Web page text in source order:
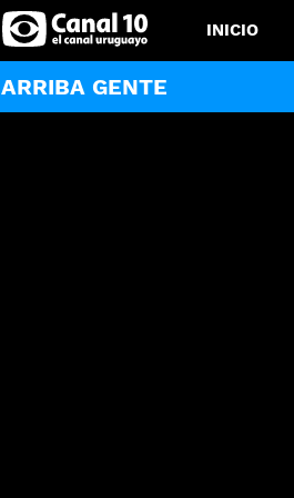
INICIO
ARRIBA GENTE